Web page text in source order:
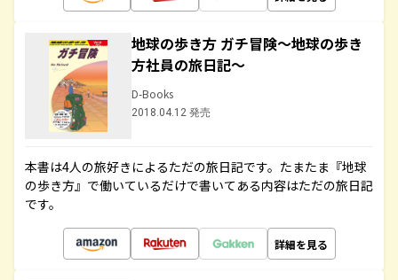
地球の歩き方 ガチ冒険～地球の歩き
方社員の旅日記～
D-Books
2018.04.12 発売
本書は4人の旅好きによるただの旅日記です。たまたま『地球
の歩き方』で働いているだけで書いてある内容はただの旅日記
です。
詳細を見る